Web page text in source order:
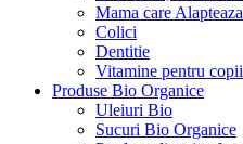
Mama care Alapteaza
Colici
Dentitie
Vitamine pentru copii
Produse Bio Organice
Uleiuri Bio
Sucuri Bio Organice